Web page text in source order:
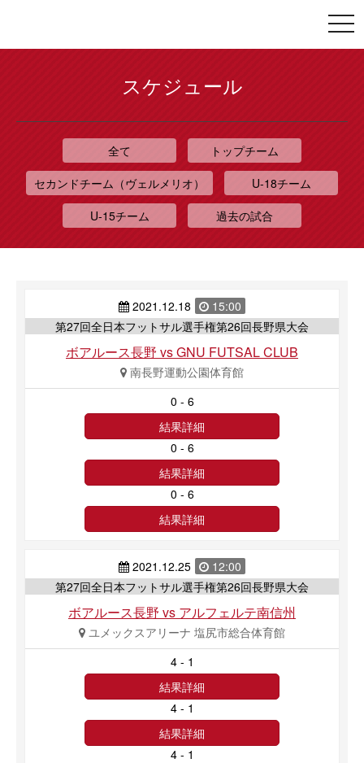
スケジュール
全て
トップチーム
セカンドチーム（ヴェルメリオ）
U-18チーム
U-15チーム
過去の試合
2021.12.18
15:00
第27回全日本フットサル選手権第26回長野県大会
ボアルース長野 vs GNU FUTSAL CLUB
南長野運動公園体育館
0 - 6
結果詳細
0 - 6
結果詳細
0 - 6
結果詳細
2021.12.25
12:00
第27回全日本フットサル選手権第26回長野県大会
ボアルース長野 vs アルフェルテ南信州
ユメックスアリーナ 塩尻市総合体育館
4 - 1
結果詳細
4 - 1
結果詳細
4 - 1